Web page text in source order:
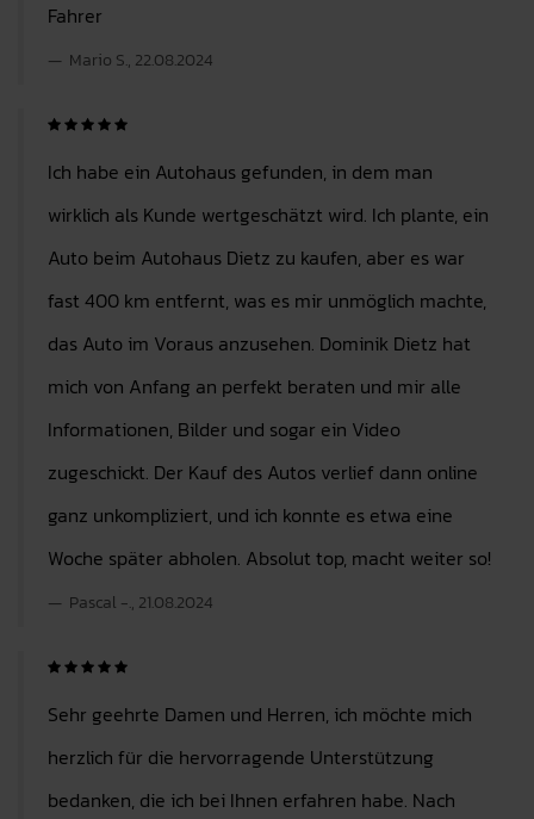
Fahrer
Mario S., 22.08.2024
Ich habe ein Autohaus gefunden, in dem man
wirklich als Kunde wertgeschätzt wird. Ich plante, ein
Auto beim Autohaus Dietz zu kaufen, aber es war
fast 400 km entfernt, was es mir unmöglich machte,
das Auto im Voraus anzusehen. Dominik Dietz hat
mich von Anfang an perfekt beraten und mir alle
Informationen, Bilder und sogar ein Video
zugeschickt. Der Kauf des Autos verlief dann online
ganz unkompliziert, und ich konnte es etwa eine
Woche später abholen. Absolut top, macht weiter so!
Pascal -., 21.08.2024
Sehr geehrte Damen und Herren, ich möchte mich
herzlich für die hervorragende Unterstützung
bedanken, die ich bei Ihnen erfahren habe. Nach